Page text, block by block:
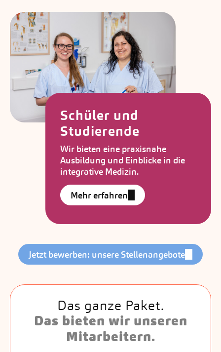
Schüler und
Studierende
Wir bieten eine praxisnahe
Ausbildung und Einblicke in die
integrative Medizin.
Mehr erfahren
Jetzt bewerben: unsere Stellenangebote
Das ganze Paket.
Das bieten wir unseren
Mitarbeitern.